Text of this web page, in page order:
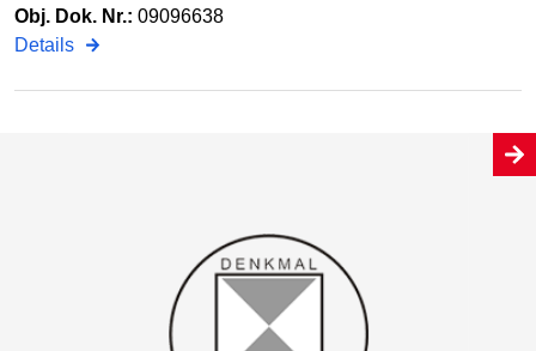
Obj. Dok. Nr.: 09096638
Details